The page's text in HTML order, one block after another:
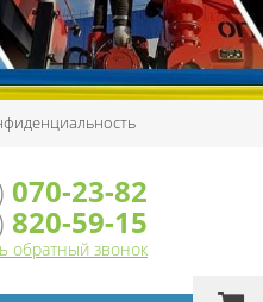
070-23-82
820-59-15
обратный звонок